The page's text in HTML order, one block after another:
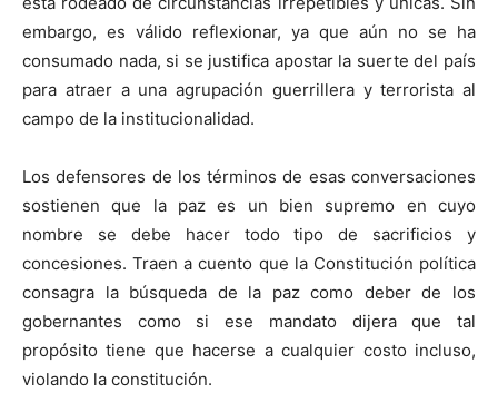
embargo, es válido reflexionar, ya que aún no se ha
consumado nada, si se justifica apostar la suerte del país
para atraer a una agrupación guerrillera y terrorista al
campo de la institucionalidad.
Los defensores de los términos de esas conversaciones
sostienen que la paz es un bien supremo en cuyo
nombre se debe hacer todo tipo de sacrificios y
concesiones. Traen a cuento que la Constitución política
consagra la búsqueda de la paz como deber de los
gobernantes como si ese mandato dijera que tal
propósito tiene que hacerse a cualquier costo incluso,
violando la constitución.